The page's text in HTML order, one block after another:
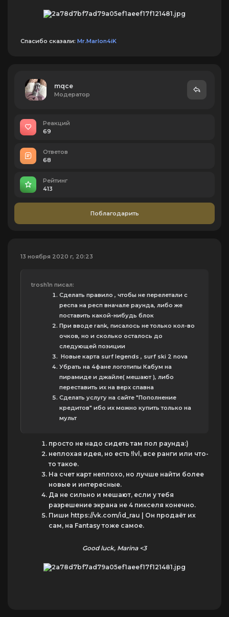
Спасибо сказали: Mr.MarIon4iK
mqce
Модератор
Реакций
69
Ответов
68
Рейтинг
413
Поблагодарить
13 ноября 2020 г, 20:23
trosh1n писал:
Сделать правило , чтобы не перелетали с
респа на респ вначале раунда, либо же
поставить какой-нибудь блок
При вводе rank, писалось не только кол-во
очков, но и сколько осталось до
следующей позиции
Новые карта surf legends , surf ski 2 nova
Убрать на 4фане логотипы Кабум на
пирамиде и джайле( мешают ), либо
переставить их на верх спавна
Сделать услугу на сайте "Пополнение
кредитов" ибо их можно купить только на
мульт
просто не надо сидеть там пол раунда:)
неплохая идея, но есть !lvl, все ранги или что-
то такое.
На счет карт неплохо, но лучше найти более
новые и интересные.
Да не сильно и мешают, если у тебя
разрешение экрана не 4 пикселя конечно.
Пиши https://vk.com/id_rau | Он продаёт их
сам, на Fantasy тоже самое.
Good luck, Marina <3